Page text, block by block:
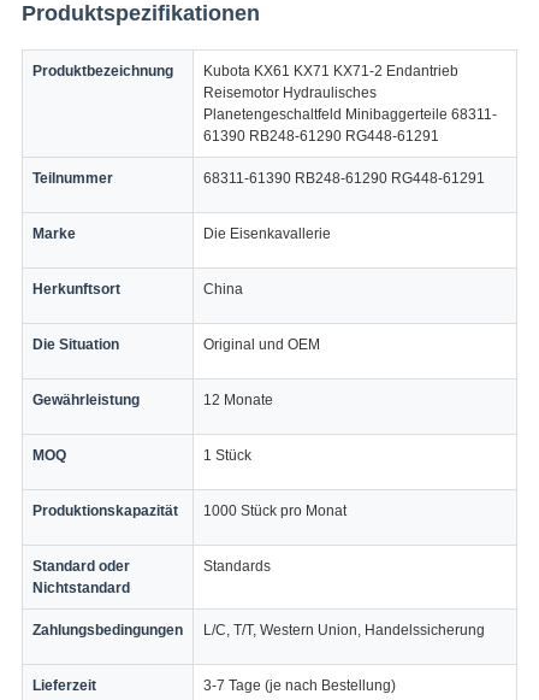
Produktspezifikationen
Produktbezeichnung
Kubota KX61 KX71 KX71-2 Endantrieb
Reisemotor Hydraulisches
Planetengeschaltfeld Minibaggerteile 68311-
61390 RB248-61290 RG448-61291
Teilnummer 68311-61390 RB248-61290 RG448-61291
Marke Die Eisenkavallerie
Herkunftsort China
Die Situation Original und OEM
Gewährleistung 12 Monate
MOQ 1 Stück
Produktionskapazität 1000 Stück pro Monat
Standard oder
Nichtstandard
Standards
Zahlungsbedingungen L/C, T/T, Western Union, Handelssicherung
Lieferzeit 3-7 Tage (je nach Bestellung)